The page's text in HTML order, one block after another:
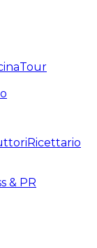
Tour
Ricettario
& PR